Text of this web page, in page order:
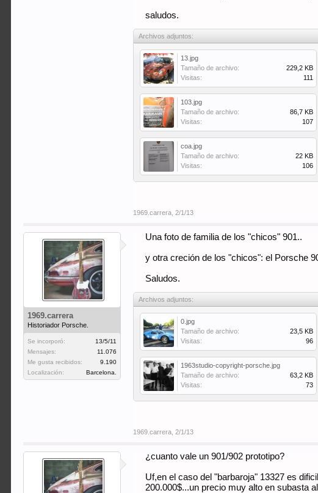
saludos.
Archivos adjuntos:
13.jpg
Tamaño de archivo:
229,2 KB
Visitas:
111
103.jpg
Tamaño de archivo:
86,7 KB
Visitas:
107
coa.jpg
Tamaño de archivo:
22 KB
Visitas:
106
1969.carrera 2/1/13
1969.carrera
Historiador Porsche.
Se incorporó:
13/5/11
Mensajes:
11.076
Me gusta recibidos:
9.190
Localización:
Barcelona.
Una foto de familia de los "chicos" 901..
y otra creción de los "chicos": el Porsche
Saludos.
Archivos adjuntos:
0.jpg
Tamaño de archivo:
23,5 KB
Visitas:
96
1963studio-copyright-porsche.jpg
Tamaño de archivo:
63,2 KB
Visitas:
73
1969.carrera 2/1/13
¿cuanto vale un 901/902 prototipo?
Uf,en el caso del "barbaroja" 13327 es
200.000$...un precio muy alto en subasta